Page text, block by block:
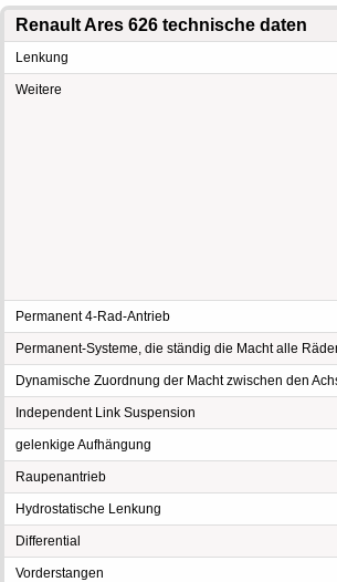
Renault Ares 626 technische daten
Lenkung
Weitere
Permanent 4-Rad-Antrieb
Permanent-Systeme, die ständig die Macht alle
Dynamische Zuordnung der Macht zwischen den
Independent Link Suspension
gelenkige Aufhängung
Raupenantrieb
Hydrostatische Lenkung
Differential
Vorderstangen